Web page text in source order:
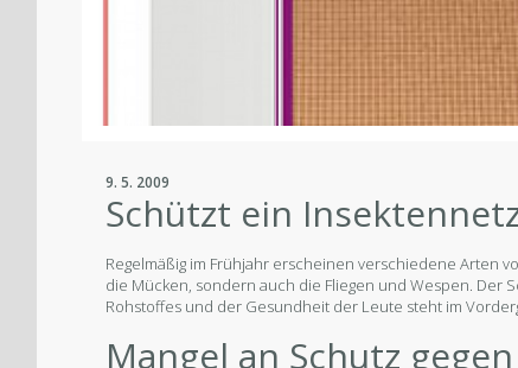
9. 5. 2009
Schützt ein
Regelmäßig im Frühjahr erscheinen verschiedene Arten
die Mücken, sondern auch die Fliegen und Wespen. Der
Rohstoffes und der Gesundheit der Leute steht im
Mangel an Schutz